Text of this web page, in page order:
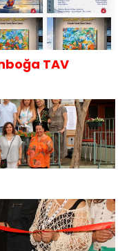
TAV